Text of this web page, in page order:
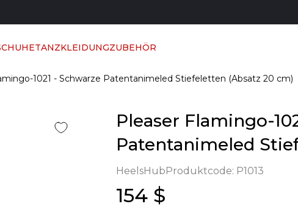
TANZKLEIDUNGZUBEHÖR
1021 - Schwarze Patentanimeled Stiefeletten (Absatz 20 cm)
Pleaser Flamingo-
Patentanimeled
HeelsHubProduktcode: P1013
154 $